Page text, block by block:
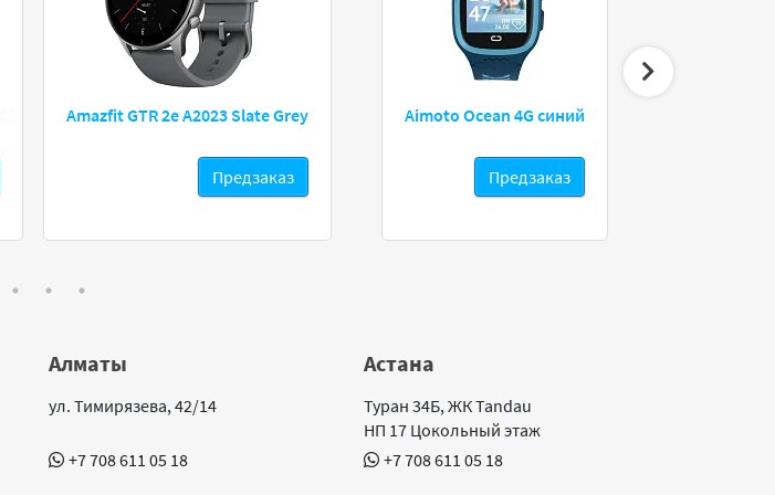
Amazfit GTR 2e A2023 Slate Grey
Предзаказ
Aimoto Ocean 4G синий
Предзаказ
Алматы
ул. Тимирязева, 42/14
+7 708 611 05 18
Астана
Туран 34Б, ЖК Tandau
НП 17 Цокольный этаж
+7 708 611 05 18